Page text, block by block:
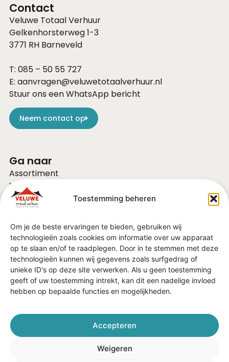
Toestemming beheren
Om je de beste ervaringen te bieden, gebruiken wij
technologieën zoals cookies om informatie over uw apparaat
op te slaan en/of te raadplegen. Door in te stemmen met deze
technologieën kunnen wij gegevens zoals surfgedrag of
unieke ID's op deze site verwerken. Als u geen toestemming
geeft of uw toestemming intrekt, kan dit een nadelige invloed
hebben op bepaalde functies en mogelijkheden.
Accepteren
Weigeren
Contact
Veluwe Totaal Verhuur
Gelkenhorsterweg 1-3
3771 RH Barneveld
T: 085 – 50 55 727
E: aanvragen@veluwetotaalverhuur.nl
Stuur ons een WhatsApp bericht
Neem contact op
Ga naar
Assortiment
Voor bedrijven
Over ons
Vacatures
FAQ
Contact
Vraag of advies?
Algemene Voorwaarden
In de regio
Ede
Veenendaal
Nijkerk